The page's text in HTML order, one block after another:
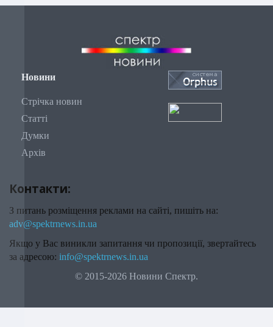
Новини
Стрічка новин
Статті
Думки
Архів
Контакти:
З питань розміщення реклами на сайті, пишіть на:
adv@spektrnews.in.ua
Якщо у Вас виникли запитання чи пропозиції, звертайтесь
за адресою: info@spektrnews.in.ua
© 2015-2026 Новини Спектр.